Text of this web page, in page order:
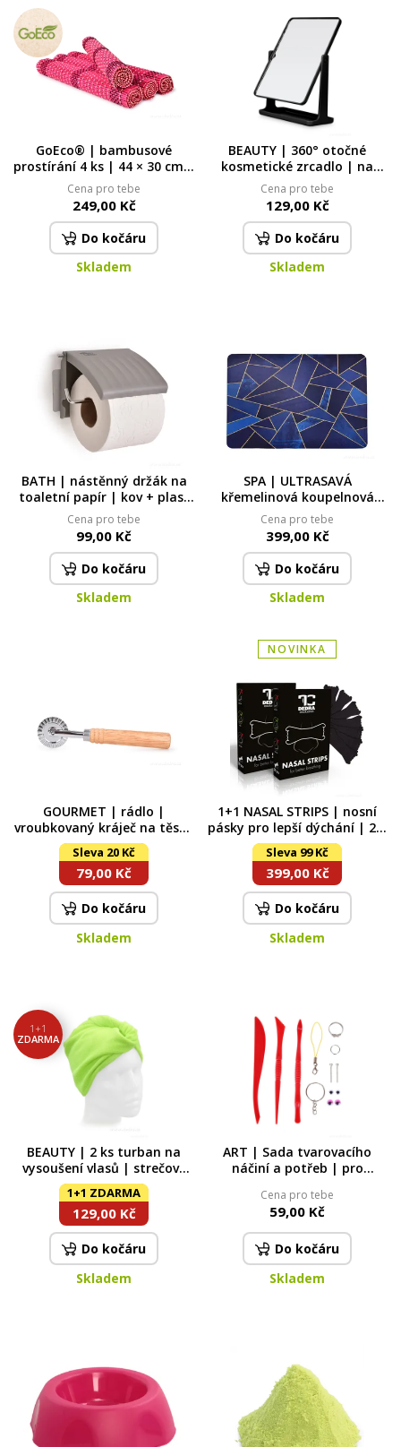
GoEco® | bambusové
prostírání 4 ks | 44 × 30 cm |
přírodní podložky na stůl
bordó
Cena pro tebe
249,00 Kč
Do kočáru
Skladem
BEAUTY | 360° otočné
kosmetické zrcadlo | na
stojanu | elegantní
pomocník pro líčení | černé
Cena pro tebe
129,00 Kč
Do kočáru
Skladem
BATH | nástěnný držák na
toaletní papír | kov + plast
| samolepicí montáž bez
vrtání | šedý
Cena pro tebe
99,00 Kč
Do kočáru
Skladem
SPA | ULTRASAVÁ
křemelinová koupelnová
předložka | rychleschnoucí &
protiskluzová | 60 × 90 cm |
geometrix blue
Cena pro tebe
399,00 Kč
Do kočáru
Skladem
GOURMET | rádlo |
vroubkovaný kráječ na těsto
| 16 cm | dřevěná rukojeť
Sleva 20 Kč
79,00 Kč
Do kočáru
Skladem
NOVINKA
1+1 NASAL STRIPS | nosní
pásky pro lepší dýchání | 2 ×
30 ks | černé
Sleva 99 Kč
399,00 Kč
Do kočáru
Skladem
1+1
ZDARMA
BEAUTY | 2 ks turban na
vysoušení vlasů | strečové
mikrovlákno | super savý |
zelený
1+1 ZDARMA
129,00 Kč
Do kočáru
Skladem
ART | Sada tvarovacího
náčiní a potřeb | pro
modelovacích hmot
Cena pro tebe
59,00 Kč
Do kočáru
Skladem